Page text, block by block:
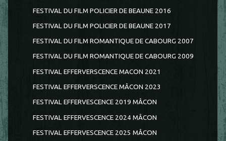
FESTIVAL DU FILM POLICIER DE BEAUNE 2016
FESTIVAL DU FILM POLICIER DE BEAUNE 2017
FESTIVAL DU FILM ROMANTIQUE DE CABOURG 2007
FESTIVAL DU FILM ROMANTIQUE DE CABOURG 2009
FESTIVAL EFFERVERSCENCE MACON 2021
FESTIVAL EFFERVERSCENCE MÂCON 2023
FESTIVAL EFFERVESCENCE 2019 MÂCON
FESTIVAL EFFERVESCENCE 2024 MÂCON
FESTIVAL EFFERVESCENCE 2025 MÂCON